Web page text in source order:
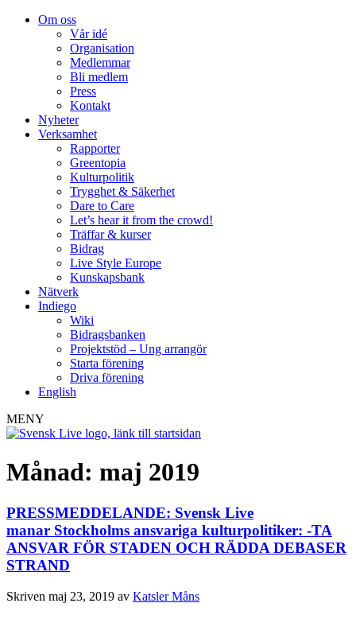
Om oss
Vår idé
Organisation
Medlemmar
Bli medlem
Press
Kontakt
Nyheter
Verksamhet
Rapporter
Greentopia
Kulturpolitik
Trygghet & Säkerhet
Dare to Care
Let’s hear it from the crowd!
Träffar & kurser
Bidrag
Live Style Europe
Kunskapsbank
Nätverk
Indiego
Wiki
Bidragsbanken
Projektstöd – Ung arrangör
Starta förening
Driva förening
English
MENY
Månad: maj 2019
PRESSMEDDELANDE: Svensk Live
manar Stockholms ansvariga kulturpolitiker: -TA
ANSVAR FÖR STADEN OCH RÄDDA DEBASER
STRAND
Skriven maj 23, 2019 av Katsler Måns